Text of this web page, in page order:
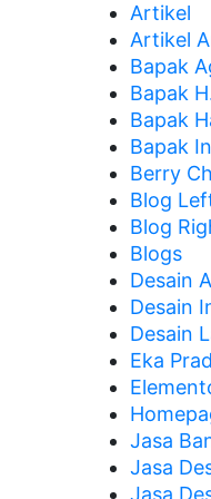
Artikel
Artikel
Bapak
Bapak
Bapak
Bapak
Berry
Blog
Blog
Blogs
Desain
Desain
Desain
Eka
Jasa
Jasa
Jasa